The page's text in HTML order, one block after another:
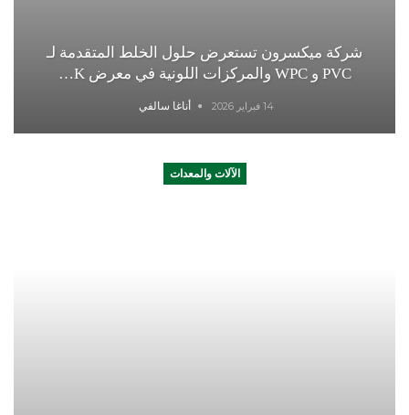
شركة ميكسرون تستعرض حلول الخلط المتقدمة لـ
PVC و WPC والمركزات اللونية في معرض K…
أناغا سالفي 14 فبراير 2026
الآلات والمعدات